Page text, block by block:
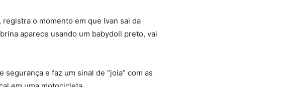
o momento em que Ivan sai da
aparece usando um babydoll preto, vai
e faz um sinal de “joia” com as